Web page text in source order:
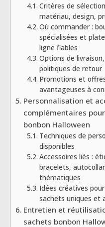
Critères de
matériau, design,
Où commander :
spécialisées et
ligne fiables
Options de
politiques de retour
Promotions et
avantageuses à
Personnalisation et
complémentaires
bonbon Halloween
Techniques de
disponibles
Accessoires liés :
bracelets,
thématiques
Idées créatives
sachets uniques et
Entretien et
sachets bonbon